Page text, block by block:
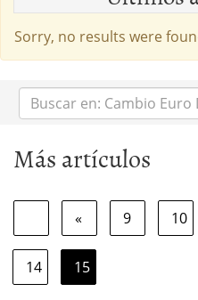
Sorry, no results were
Buscar
en:
Más artículos
« 9 10
14 15